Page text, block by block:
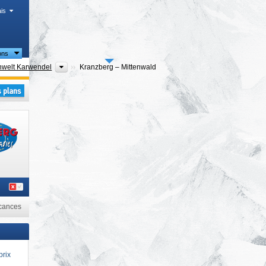
Karwendel Régions touristiques
Kranzberg – Mittenwald